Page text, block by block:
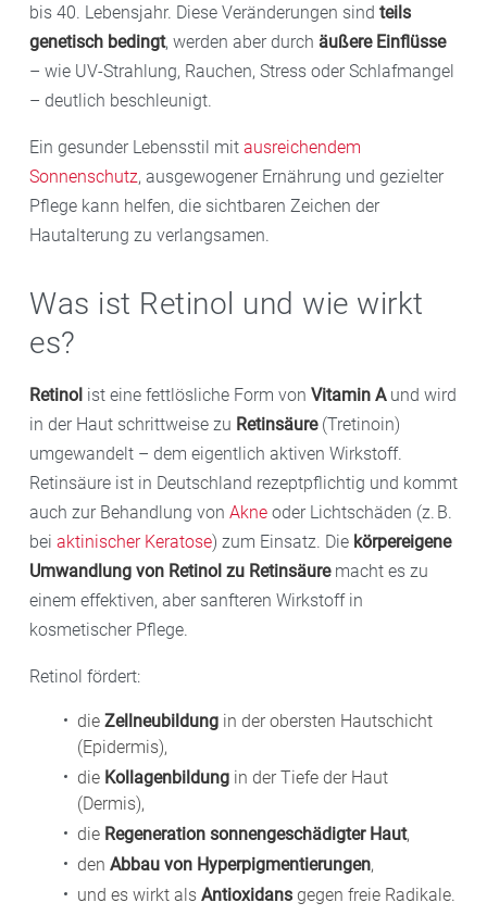
bis 40. Lebensjahr. Diese Veränderungen sind teils
genetisch bedingt, werden aber durch äußere Einflüsse
– wie UV-Strahlung, Rauchen, Stress oder Schlafmangel
– deutlich beschleunigt.
Ein gesunder Lebensstil mit ausreichendem
Sonnenschutz, ausgewogener Ernährung und gezielter
Pflege kann helfen, die sichtbaren Zeichen der
Hautalterung zu verlangsamen.
Was ist Retinol und wie wirkt
es?
Retinol ist eine fettlösliche Form von Vitamin Aund wird
in der Haut schrittweise zu Retinsäure(Tretinoin)
umgewandelt – dem eigentlich aktiven Wirkstoff.
Retinsäure ist in Deutschland rezeptpflichtig und kommt
auch zur Behandlung von Akne oder Lichtschäden (z. B.
bei aktinischer Keratose) zum Einsatz. Die körpereigene
Umwandlung von Retinol zu Retinsäuremacht es zu
einem effektiven, aber sanfteren Wirkstoff in
kosmetischer Pflege.
Retinol fördert:
die Zellneubildung in der obersten Hautschicht
(Epidermis),
die Kollagenbildung in der Tiefe der Haut
(Dermis),
die Regeneration sonnengeschädigter Haut,
den Abbau von Hyperpigmentierungen,
und es wirkt als Antioxidans gegen freie Radikale.